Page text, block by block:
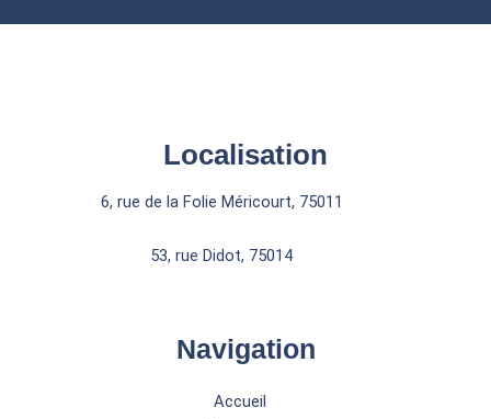
Localisation
6, rue de la Folie Méricourt, 75011
53, rue Didot, 75014
Navigation
Accueil